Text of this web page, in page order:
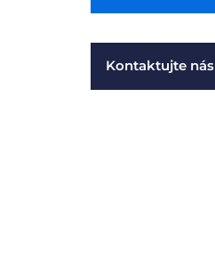
Kontaktujte nás